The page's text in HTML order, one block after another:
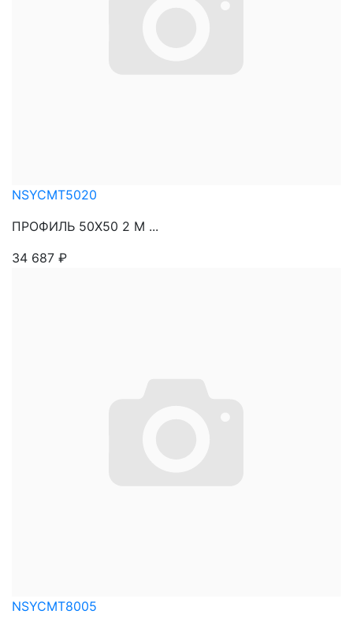
NSYCMT5020
ПРОФИЛЬ 50Х50 2 М ...
34 687 ₽
NSYCMT8005